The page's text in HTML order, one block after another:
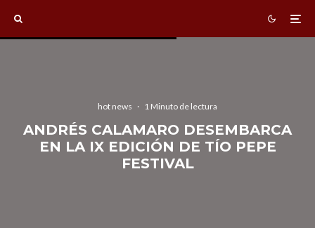
hot news · 1 Minuto de lectura
ANDRÉS CALAMARO DESEMBARCA
EN LA IX EDICIÓN DE TÍO PEPE
FESTIVAL